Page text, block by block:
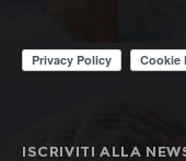
ISCRIVITI ALLA